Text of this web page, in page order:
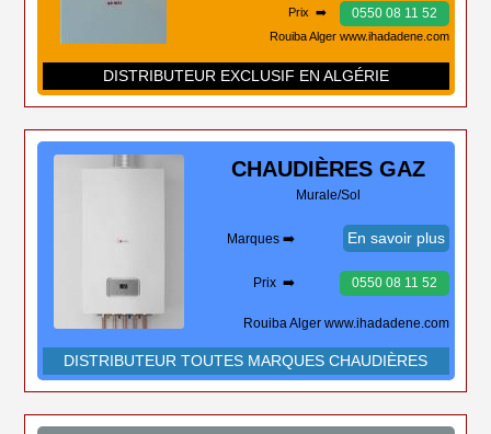
Prix ➡️ 0550 08 11 52
Rouiba Alger www.ihadadene.com
DISTRIBUTEUR EXCLUSIF EN ALGÉRIE
CHAUDIÈRES GAZ
Murale/Sol
Marques ➡️ En savoir plus
Prix ➡️ 0550 08 11 52
Rouiba Alger www.ihadadene.com
DISTRIBUTEUR TOUTES MARQUES CHAUDIÈRES